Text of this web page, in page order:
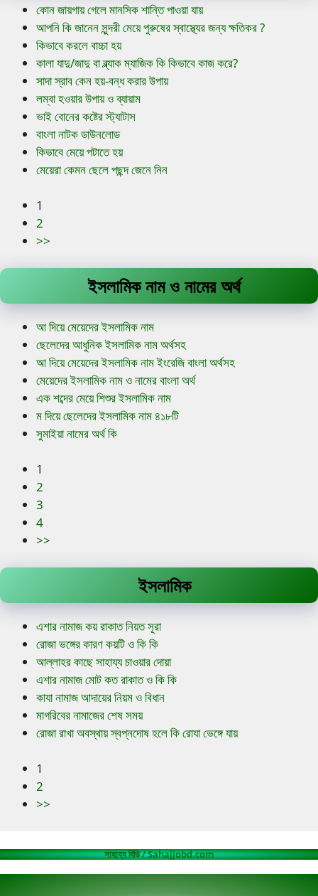
কোন জায়গায় গেলে মানসিক শান্তি পাওয়া যায়
আপনি কি জানেন সুন্দরী মেয়ে পুরুষের স্বাস্থ্যের জন্য ক্ষতিকর ?
কিভাবে করলে বাচ্চা হয়
কালা যাদু/জাদু বা ব্ল্যাক ম্যাজিক কি কিভাবে কাজ করে?
সাদা স্রাব কেন হয়-বন্ধ করার উপায়
লম্বা হওয়ার উপায় ও ব্যায়াম
ভাই বোনের কষ্টের স্ট্যাটাস
বাংলা নাটক ডাউনলোড
কিভাবে মেয়ে পটাতে হয়
মেয়েরা কেমন ছেলে পছন্দ জেনে নিন
1
2
>>
ইসলামিক নাম ও নামের অর্থ
আ দিয়ে মেয়েদের ইসলামিক নাম
ছেলেদের আধুনিক ইসলামিক নাম অর্থসহ
আ দিয়ে মেয়েদের ইসলামিক নাম ইংরেজি বাংলা অর্থসহ
মেয়েদের ইসলামিক নাম ও নামের বাংলা অর্থ
এক শব্দের মেয়ে শিশুর ইসলামিক নাম
ম দিয়ে ছেলেদের ইসলামিক নাম ৪১৮টি
সুমাইয়া নামের অর্থ কি
1
2
3
4
>>
ইসলামিক
এশার নামাজ কয় রাকাত নিয়ত সূরা
রোজা ভঙ্গের কারণ কয়টি ও কি কি
আল্লাহর কাছে সাহায্য চাওয়ার দোয়া
এশার নামাজ মোট কত রাকাত ও কি কি
কাযা নামাজ আদায়ের নিয়ম ও বিধান
মাগরিবের নামাজের শেষ সময়
রোজা রাখা অবস্থায় স্বপ্নদোষ হলে কি রোযা ভেঙ্গে যায়
1
2
>>
সাহায্য বিডি / Sahajjobd.com